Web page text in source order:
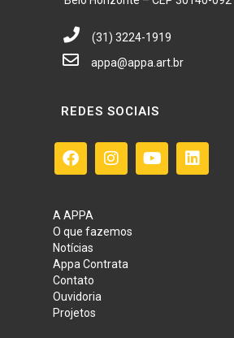
(31) 3224-1919
appa@appa.art.br
REDES SOCIAIS
A APPA
O que fazemos
Notícias
Appa Contrata
Contato
Ouvidoria
Projetos